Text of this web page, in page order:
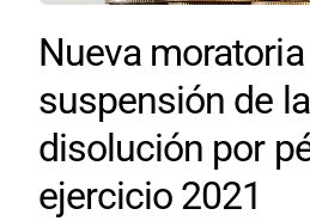
Nueva
suspensión de
disolución por
ejercicio 2021